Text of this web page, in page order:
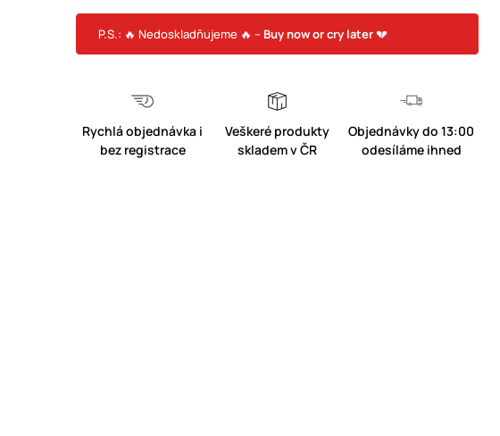
P.S.: 🔥 Nedoskladňujeme 🔥 – Buy now or cry later💔
Rychlá objednávka i
bez registrace
Veškeré produkty
skladem v ČR
Objednávky do 13:00
odesíláme ihned